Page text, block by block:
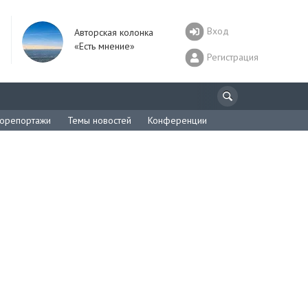
Авторская колонка
«Есть мнение»
Вход
Регистрация
Темы новостей Конференции